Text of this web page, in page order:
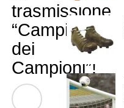
trasmissione
“Campionato
dei
Campioni”!